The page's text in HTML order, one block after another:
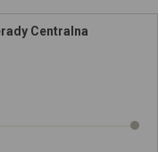
Centralna